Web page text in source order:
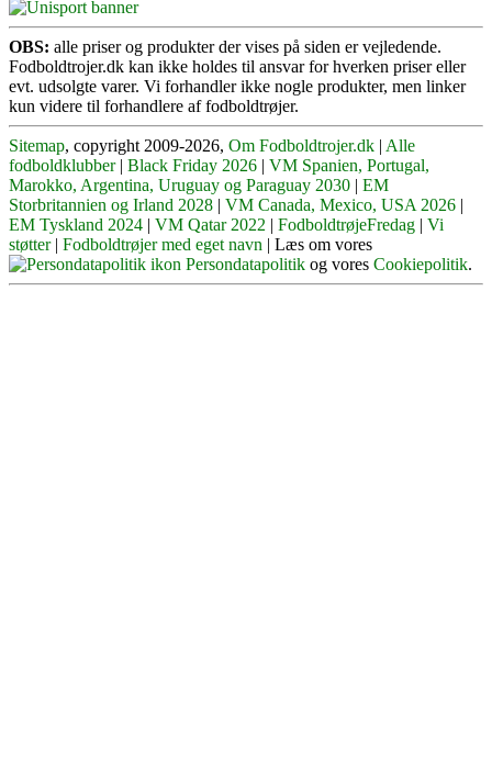
OBS: alle priser og produkter der vises på siden er vejledende.
Fodboldtrojer.dk kan ikke holdes til ansvar for hverken priser eller
evt. udsolgte varer. Vi forhandler ikke nogle produkter, men linker
kun videre til forhandlere af fodboldtrøjer.
Sitemap, copyright 2009-2026, Om Fodboldtrojer.dk | Alle
fodboldklubber| Black Friday 2026 | VM Spanien, Portugal,
Marokko, Argentina, Uruguay og Paraguay 2030 | EM
Storbritannien og Irland 2028 | VM Canada, Mexico, USA 2026 |
EM Tyskland 2024 | VM Qatar 2022 | FodboldtrøjeFredag | Vi
støtter| Fodboldtrøjer med eget navn | Læs om vores
Persondatapolitik og vores Cookiepolitik.